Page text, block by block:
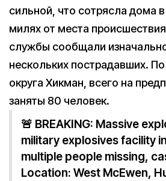
сильной, что сотрясла дома
милях от места
службы сообщали
нескольких пострадавших.
округа Хикман, всего на
заняты 80 человек.
🚨 BREAKING: Massive
military explosives facility
multiple people missing,
Location: West McEwen,